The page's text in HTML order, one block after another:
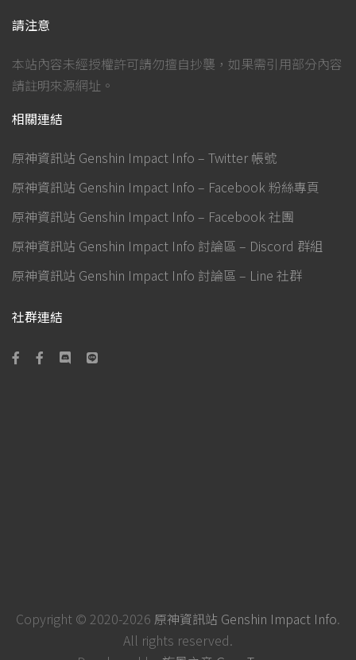
請注意
本站內容未經授權許可請勿擅自抄襲，如果需引用部分內容
請註明來源網址。
相關連結
原神資訊站 Genshin Impact Info – Twitter 帳號
原神資訊站 Genshin Impact Info – Facebook 粉絲專頁
原神資訊站 Genshin Impact Info – Facebook 社團
原神資訊站 Genshin Impact Info 討論區 – Discord 群組
原神資訊站 Genshin Impact Info 討論區 – Line 社群
社群連結
Copyright © 2020-2026 原神資訊站 Genshin Impact Info.
All rights reserved.